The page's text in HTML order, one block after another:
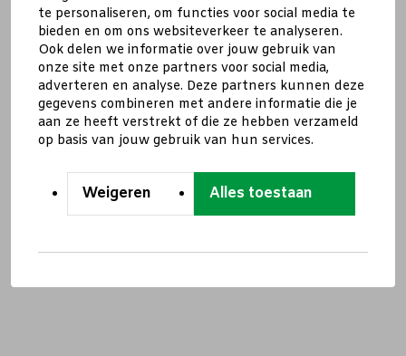
te personaliseren, om functies voor social media te
bieden en om ons websiteverkeer te analyseren.
Ook delen we informatie over jouw gebruik van
onze site met onze partners voor social media,
adverteren en analyse. Deze partners kunnen deze
gegevens combineren met andere informatie die je
aan ze heeft verstrekt of die ze hebben verzameld
op basis van jouw gebruik van hun services.
Weigeren Alles toestaan